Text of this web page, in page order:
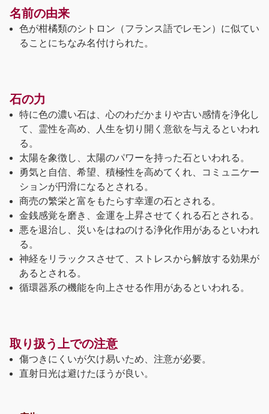
名前の由来
色が柑橘類のシトロン（フランス語でレモン）に似てい
ることにちなみ名付けられた。
石の力
特に色の濃い石は、心のわだかまりや古い感情を浄化し
て、霊性を高め、人生を切り開く意欲を与えるといわれ
る。
太陽を象徴し、太陽のパワーを持った石といわれる。
勇気と自信、希望、積極性を高めてくれ、コミュニケー
ションが円滑になるとされる。
商売の繁栄と富をもたらす幸運の石とされる。
金銭感覚を磨き、金運を上昇させてくれる石とされる。
悪を退治し、災いをはねのける浄化作用があるといわれ
る。
神経をリラックスさせて、ストレスから解放する効果が
あるとされる。
循環器系の機能を向上させる作用があるといわれる。
取り扱う上での注意
傷つきにくいが欠け易いため、注意が必要。
直射日光は避けたほうが良い。